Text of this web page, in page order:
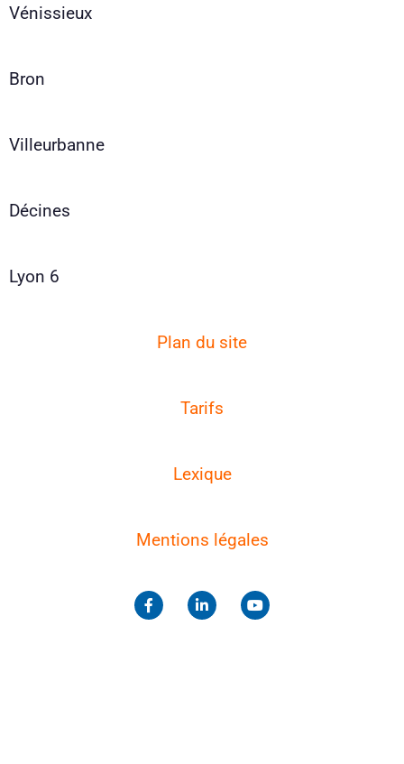
Vénissieux
Bron
Villeurbanne
Décines
Lyon 6
Plan du site
Tarifs
Lexique
Mentions légales